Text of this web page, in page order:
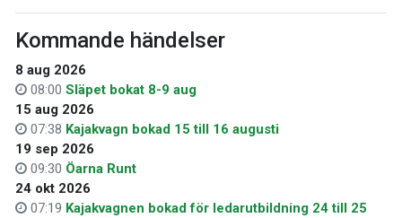
Kommande händelser
8 aug 2026
08:00 Släpet bokat 8-9 aug
15 aug 2026
07:38 Kajakvagn bokad 15 till 16 augusti
19 sep 2026
09:30 Öarna Runt
24 okt 2026
07:19 Kajakvagnen bokad för ledarutbildning 24 till 25